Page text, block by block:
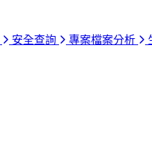
安全查詢 專案檔案分析